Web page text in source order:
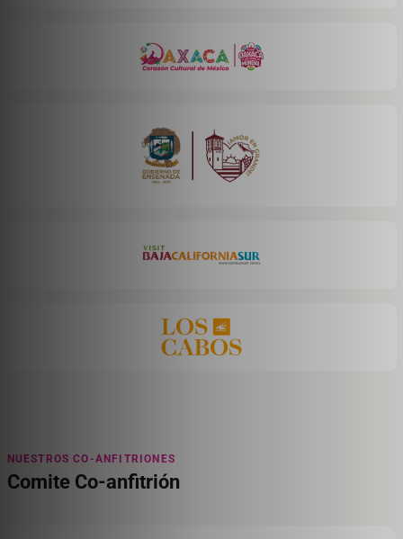
NUESTROS CO-ANFITRIONES
Comite Co-anfitrión